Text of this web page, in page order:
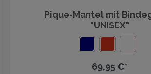
Pique-Mantel mit
"UNISEX"
69,95 €*